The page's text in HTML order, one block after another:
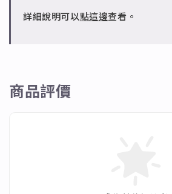
詳細說明可以點這邊查看。
商品評價